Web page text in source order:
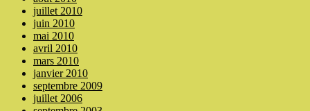
juillet 2010
juin 2010
mai 2010
avril 2010
mars 2010
janvier 2010
septembre 2009
juillet 2006